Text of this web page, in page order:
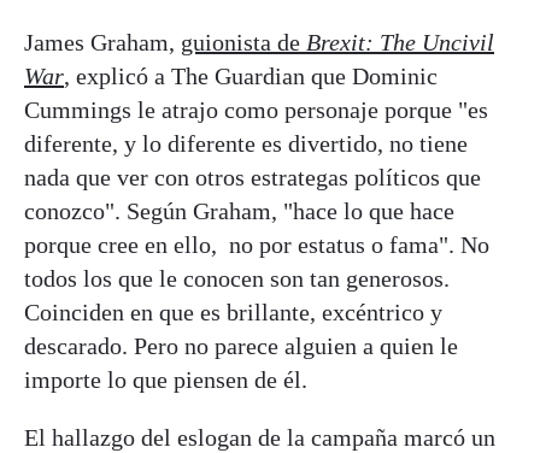
James Graham, guionista de Brexit: The Uncivil
War, explicó a The Guardian que Dominic
Cummings le atrajo como personaje porque "es
diferente, y lo diferente es divertido, no tiene
nada que ver con otros estrategas políticos que
conozco". Según Graham, "hace lo que hace
porque cree en ello, no por estatus o fama". No
todos los que le conocen son tan generosos.
Coinciden en que es brillante, excéntrico y
descarado. Pero no parece alguien a quien le
importe lo que piensen de él.
El hallazgo del eslogan de la campaña marcó un